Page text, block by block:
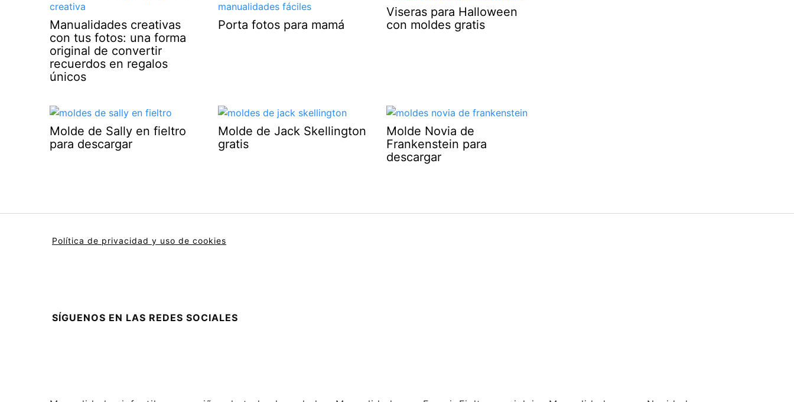
Manualidades creativas
con tus fotos: una forma
original de convertir
recuerdos en regalos
únicos
Porta fotos para mamá
Viseras para Halloween
con moldes gratis
Molde de Sally en fieltro
para descargar
Molde de Jack Skellington
gratis
Molde Novia de
Frankenstein para
descargar
Política de privacidad y uso de cookies
SÍGUENOS EN LAS REDES SOCIALES